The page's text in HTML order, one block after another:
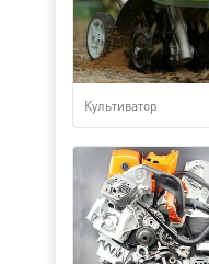
Культиватор